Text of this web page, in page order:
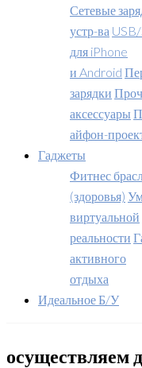
Сетевые
устр-ва
для iPhone
и Android
зарядки
аксессуары
айфон-
Гаджеты
Фитнес
(здоровья)
виртуальной
реальности
активного
отдыха
Идеальное Б/У
осуществляем